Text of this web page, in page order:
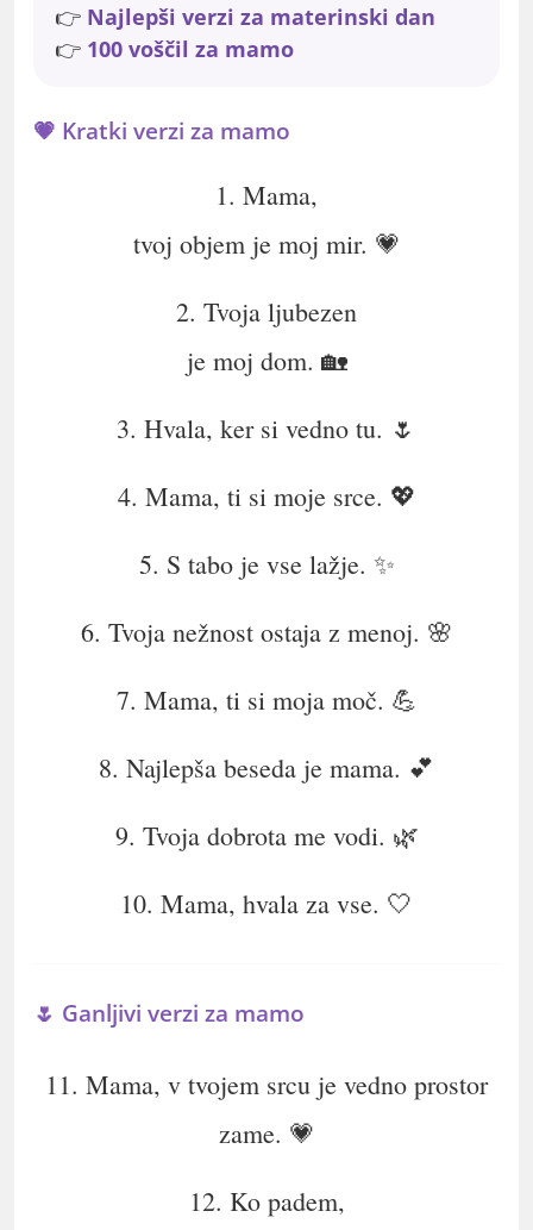
👉 Najlepši verzi za materinski dan
👉 100 voščil za mamo
💗 Kratki verzi za mamo
1. Mama,
tvoj objem je moj mir. 💗
2. Tvoja ljubezen
je moj dom. 🏡
3. Hvala, ker si vedno tu. 🌷
4. Mama, ti si moje srce. 💖
5. S tabo je vse lažje. ✨
6. Tvoja nežnost ostaja z menoj. 🌸
7. Mama, ti si moja moč. 💪
8. Najlepša beseda je mama. 💕
9. Tvoja dobrota me vodi. 🌿
10. Mama, hvala za vse. 🤍
🌷 Ganljivi verzi za mamo
11. Mama, v tvojem srcu je vedno prostor
zame. 💗
12. Ko padem,